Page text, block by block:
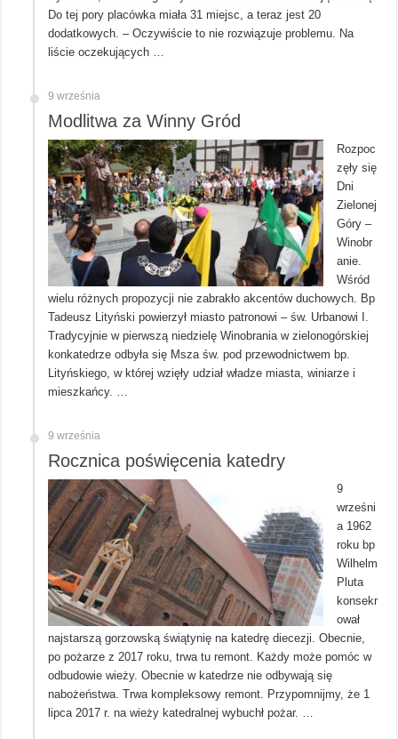
Do tej pory placówka miała 31 miejsc, a teraz jest 20
dodatkowych. – Oczywiście to nie rozwiązuje problemu. Na
liście oczekujących …
9 września
Modlitwa za Winny Gród
Rozpoc
zęły się
Dni
Zielonej
Góry –
Winobr
anie.
Wśród
wielu różnych propozycji nie zabrakło akcentów duchowych. Bp
Tadeusz Lityński powierzył miasto patronowi – św. Urbanowi I.
Tradycyjnie w pierwszą niedzielę Winobrania w zielonogórskiej
konkatedrze odbyła się Msza św. pod przewodnictwem bp.
Lityńskiego, w której wzięły udział władze miasta, winiarze i
mieszkańcy. …
9 września
Rocznica poświęcenia katedry
9
wrześni
a 1962
roku bp
Wilhelm
Pluta
konsekr
ował
najstarszą gorzowską świątynię na katedrę diecezji. Obecnie,
po pożarze z 2017 roku, trwa tu remont. Każdy może pomóc w
odbudowie wieży. Obecnie w katedrze nie odbywają się
nabożeństwa. Trwa kompleksowy remont. Przypomnijmy, że 1
lipca 2017 r. na wieży katedralnej wybuchł pożar. …